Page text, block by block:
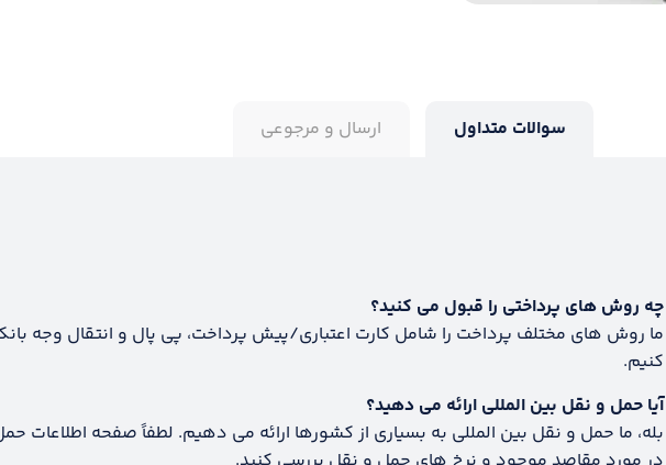
سوالات متداول ارسال و مرجوعی
چه روش های پرداختی را قبول می کنید؟
ما روش های مختلف پرداخت را شامل کارت اعتباری/پیش پرداخت، پی پال و انتقال وجه
کنیم.
آیا حمل و نقل بین المللی ارائه می دهید؟
بله، ما حمل و نقل بین المللی به بسیاری از کشورها ارائه می دهیم. لطفاً صفحه اطلاعات